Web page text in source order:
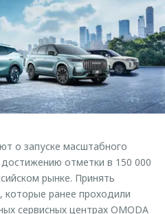
о запуске масштабного
отметки в 150 000
рынке. Принять
которые ранее проходили
сервисных центрах OMODA